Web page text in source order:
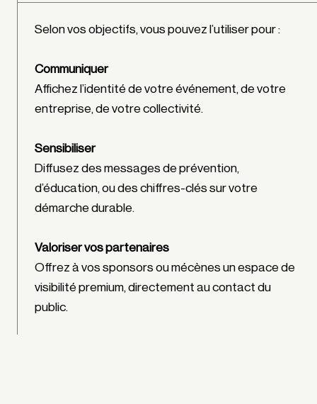
Selon vos objectifs, vous pouvez l’utiliser pour :
Communiquer
Affichez l’identité de votre événement, de votre
entreprise, de votre collectivité.
Sensibiliser
Diffusez des messages de prévention,
d’éducation, ou des chiffres-clés sur votre
démarche durable.
Valoriser vos partenaires
Offrez à vos sponsors ou mécènes un espace de
visibilité premium, directement au contact du
public.